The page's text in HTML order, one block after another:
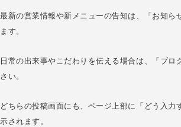
最新の営業情報や新メニューの告知は、「お知ら
ます。
日常の出来事やこだわりを伝える場合は、「ブロ
さい。
どちらの投稿画面にも、ページ上部に「どう入力
示されます。